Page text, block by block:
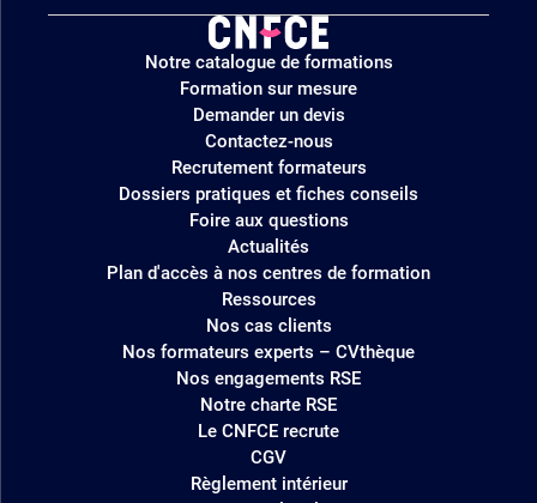
Logo
site
Notre catalogue de formations
Formation sur mesure
Demander un devis
Contactez-nous
Recrutement formateurs
Dossiers pratiques et fiches conseils
Foire aux questions
Actualités
Plan d'accès à nos centres de formation
Ressources
Nos cas clients
Nos formateurs experts – CVthèque
Nos engagements RSE
Notre charte RSE
Le CNFCE recrute
CGV
Règlement intérieur